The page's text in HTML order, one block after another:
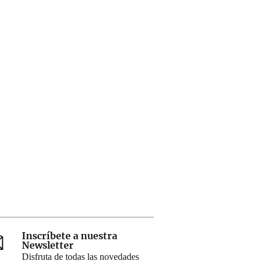
Inscríbete a nuestra
Newsletter
Disfruta de todas las novedades